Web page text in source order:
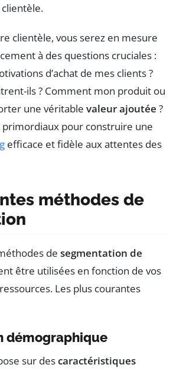
clientèle, vous serez en mesure
à des questions cruciales :
d’achat de mes clients ?
ils ? Comment mon produit ou
une véritable valeur ajoutée ?
primordiaux pour construire une
efficace et fidèle aux attentes des
méthodes de
de segmentation de
être utilisées en fonction de vos
Les plus courantes
démographique
sur descaractéristiques